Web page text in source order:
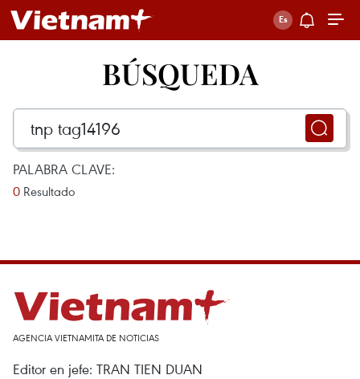
BÚSQUEDA
PALABRA CLAVE:
0 Resultado
AGENCIA VIETNAMITA DE NOTICIAS
Editor en jefe: TRAN TIEN DUAN